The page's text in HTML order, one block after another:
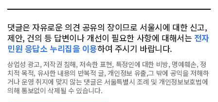
댓글은 자유로운 의견 공유의 장이므로 서울시에 대한 신고,
제안, 건의 등 답변이나 개선이 필요한 사항에 대해서는 전자
민원 응답소 누리집을 이용하여 주시기 바랍니다.
상업성 광고, 저작권 침해, 저속한 표현, 특정인에 대한 비방, 명예훼손, 정
치적 목적, 유사한 내용의 반복적 글, 개인정보 유출,그 밖에 공익을 저해하
거나 운영 취지에 맞지 않는 댓글은 서울특별시 조례 및 개인정보보호법에
의해 통보없이 삭제될 수 있습니다.